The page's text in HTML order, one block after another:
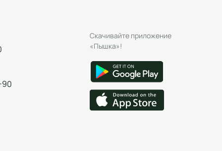
90
Скачивайте приложение
«Пышка»!